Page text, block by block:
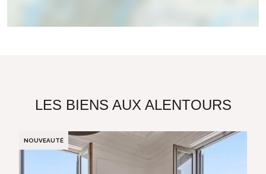
LES BIENS AUX ALENTOURS
NOUVEAUTÉ